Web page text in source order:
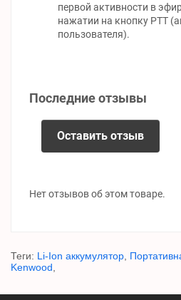
первой активности в
нажатии на кнопку РТТ
пользователя).
Последние отзывы
Оставить отзыв
Нет отзывов об этом товаре.
Теги: Li-Ion аккумулятор
Kenwood